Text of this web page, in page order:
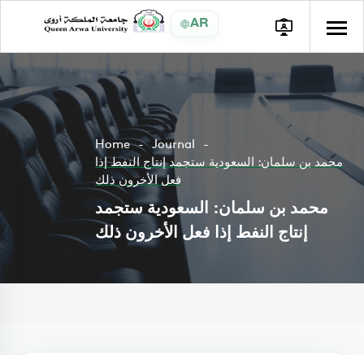
AR
Home
Journal
محمد بن سلمان: السعودية ستجمد إنتاج النفط إذا
فعل الأخرون ذلك
محمد بن سلمان: السعودية ستجمد
إنتاج النفط إذا فعل الأخرون ذلك